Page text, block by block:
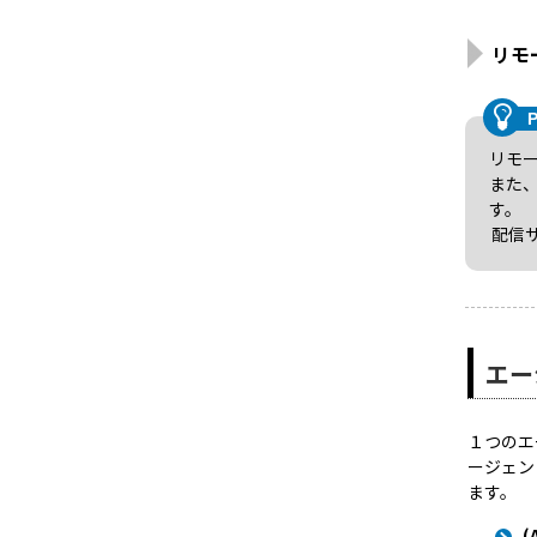
リ
リモ
また
す。
配信
エ
１つの
ージェ
ます。